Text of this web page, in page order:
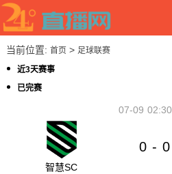
当前位置: 首页> 足球联赛
近3天赛事
已完赛
02:30
07-09
智慧SC
0 - 0